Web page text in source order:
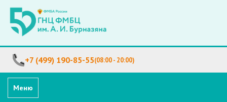
+7 (499) 190-85-55(08:00 - 20:00)
Меню